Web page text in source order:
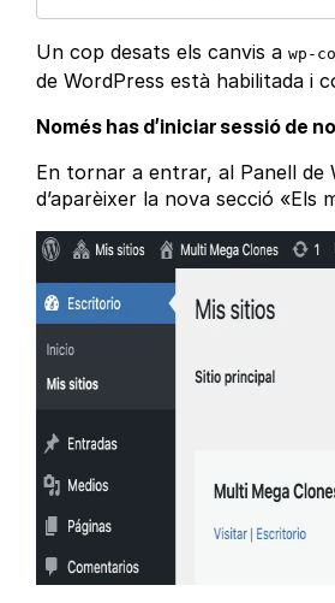
Un cop desats els canvis awp-
de WordPress està habilitada i
Només has d’iniciar sessió de
En tornar a entrar, al Panell de
d’aparèixer la nova secció «Els